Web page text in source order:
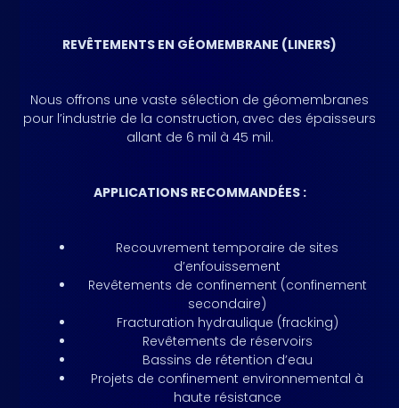
REVÊTEMENTS EN GÉOMEMBRANE (LINERS)
Nous offrons une vaste sélection de géomembranes
pour l’industrie de la construction, avec des épaisseurs
allant de 6 mil à 45 mil.
APPLICATIONS RECOMMANDÉES :
Recouvrement temporaire de sites
d’enfouissement
Revêtements de confinement (confinement
secondaire)
Fracturation hydraulique (fracking)
Revêtements de réservoirs
Bassins de rétention d’eau
Projets de confinement environnemental à
haute résistance